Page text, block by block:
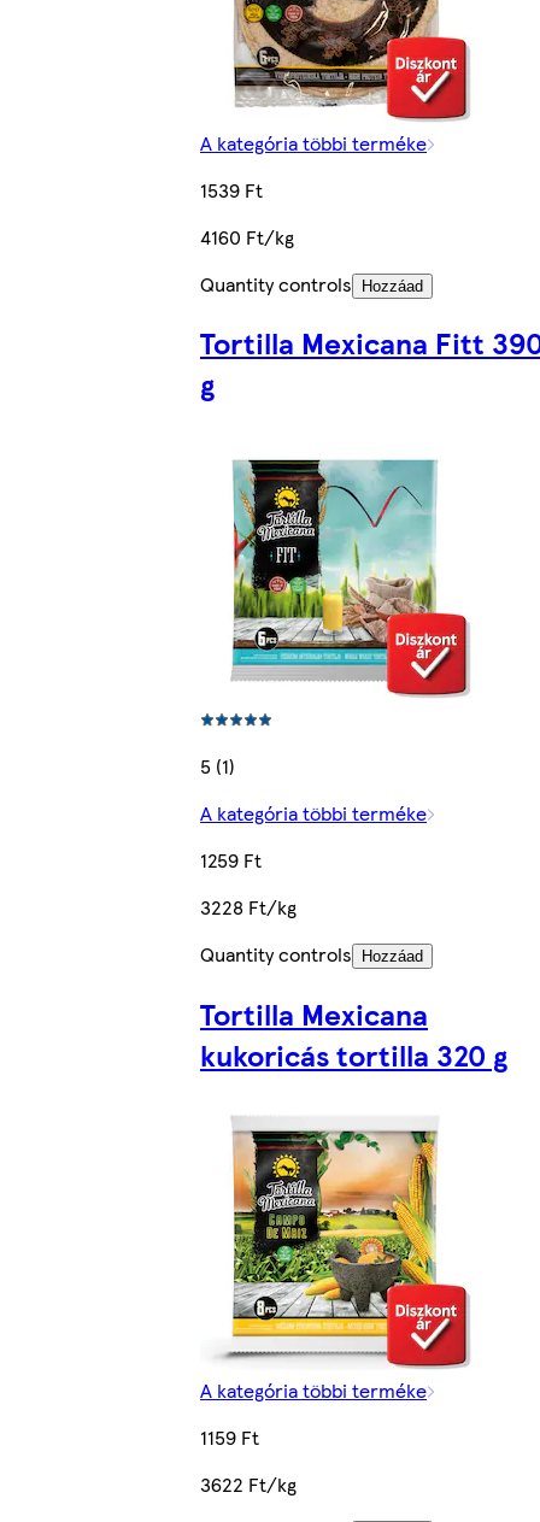
A kategória többi terméke
1539 Ft
4160 Ft/kg
Quantity controls
Hozzáad
Tortilla Mexicana Fitt
g
5 (1)
A kategória többi terméke
1259 Ft
3228 Ft/kg
Quantity controls
Hozzáad
Tortilla Mexicana
kukoricás tortilla 320 g
A kategória többi terméke
1159 Ft
3622 Ft/kg